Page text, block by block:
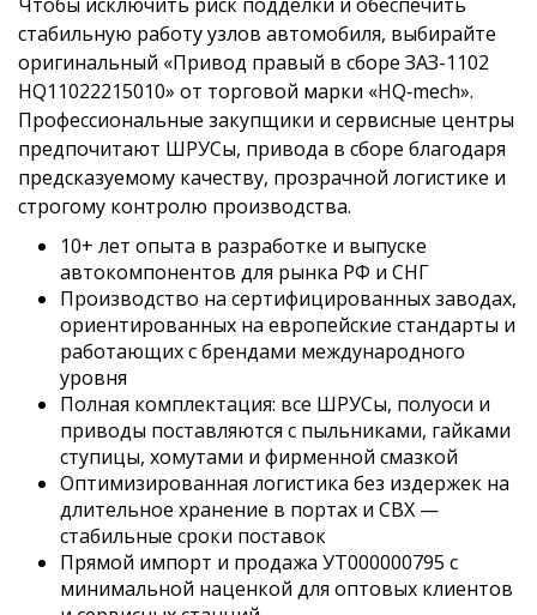
стабильную работу узлов автомобиля, выбирайте
оригинальный «Привод правый в сборе ЗАЗ-1102
HQ11022215010» от торговой марки «HQ‑mech».
Профессиональные закупщики и сервисные центры
предпочитают ШРУСы, привода в сборе благодаря
предсказуемому качеству, прозрачной логистике и
строгому контролю производства.
10+ лет опыта в разработке и выпуске
автокомпонентов для рынка РФ и СНГ
Производство на сертифицированных заводах,
ориентированных на европейские стандарты и
работающих с брендами международного
уровня
Полная комплектация: все ШРУСы, полуоси и
приводы поставляются с пыльниками, гайками
ступицы, хомутами и фирменной смазкой
Оптимизированная логистика без издержек на
длительное хранение в портах и СВХ —
стабильные сроки поставок
Прямой импорт и продажа УТ000000795 с
минимальной наценкой для оптовых клиентов